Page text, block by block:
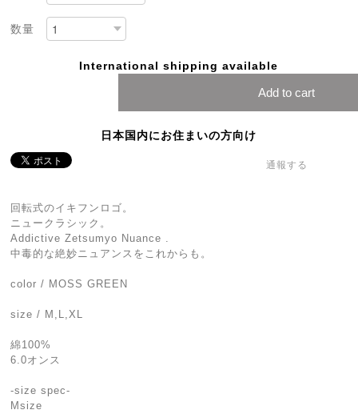
数量
International shipping available
Add to cart
日本国内にお住まいの方向け
通報する
回転式のイキフンロゴ。
ニュークラシック。
Addictive Zetsumyo Nuance .
中毒的な絶妙ニュアンスをこれからも。
color / MOSS GREEN
size / M,L,XL
綿100%
6.0オンス
-size spec-
Msize